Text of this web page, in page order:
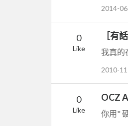
2014-
0
Like
［有
我真的
2010-
0
Like
OCZ